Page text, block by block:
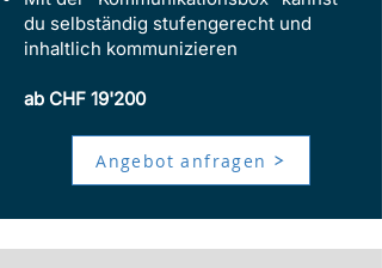
du selbständig stufengerecht und
inhaltlich kommunizieren
ab CHF 19'200
Angebot anfragen